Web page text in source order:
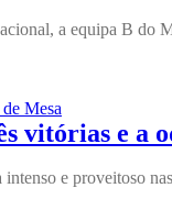
a equipa B do
Mesa
vitórias e a
e proveitoso